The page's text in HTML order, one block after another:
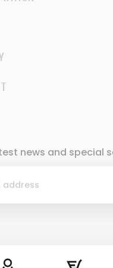
news and special